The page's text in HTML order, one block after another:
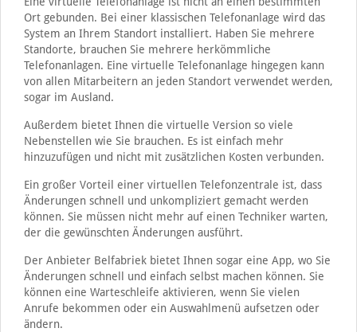
Ort gebunden. Bei einer klassischen Telefonanlage wird das
System an Ihrem Standort installiert. Haben Sie mehrere
Standorte, brauchen Sie mehrere herkömmliche
Telefonanlagen. Eine virtuelle Telefonanlage hingegen kann
von allen Mitarbeitern an jeden Standort verwendet werden,
sogar im Ausland.
Außerdem bietet Ihnen die virtuelle Version so viele
Nebenstellen wie Sie brauchen. Es ist einfach mehr
hinzuzufügen und nicht mit zusätzlichen Kosten verbunden.
Ein großer Vorteil einer virtuellen Telefonzentrale ist, dass
Änderungen schnell und unkompliziert gemacht werden
können. Sie müssen nicht mehr auf einen Techniker warten,
der die gewünschten Änderungen ausführt.
Der Anbieter Belfabriek bietet Ihnen sogar eine App, wo Sie
Änderungen schnell und einfach selbst machen können. Sie
können eine Warteschleife aktivieren, wenn Sie vielen
Anrufe bekommen oder ein Auswahlmenü aufsetzen oder
ändern.